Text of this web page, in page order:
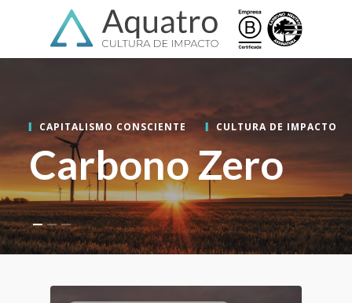
main
Menu
CAPITALISMO CONSCIENTE CULTURA DE IMPACTO
Carbono Zero